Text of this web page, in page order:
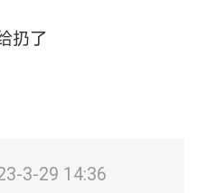
扔了
3-29 14:36